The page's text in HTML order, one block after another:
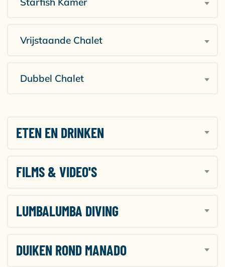
Vrijstaande Chalet
Dubbel Chalet
ETEN EN DRINKEN
FILMS & VIDEO'S
LUMBALUMBA DIVING
DUIKEN ROND MANADO